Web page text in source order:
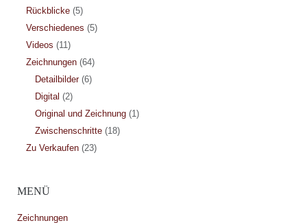
Rückblicke(5)
Verschiedenes (5)
Videos (11)
Zeichnungen(64)
Detailbilder(6)
Digital (2)
Original und Zeichnung(1)
Zwischenschritte(18)
Zu Verkaufen(23)
MENÜ
Zeichnungen